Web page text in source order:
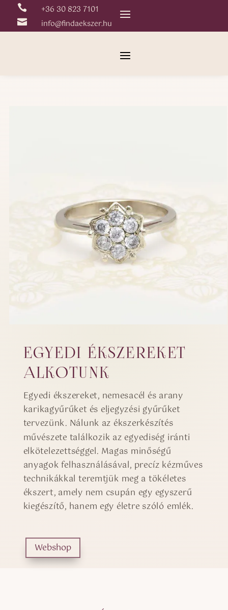
 +36 30 823 7101
 info@findaekszer.hu
EGYEDI ÉKSZEREKET
ALKOTUNK
Egyedi ékszereket, nemesacél és arany
karikagyűrűket és eljegyzési gyűrűket
tervezünk. Nálunk az ékszerkészítés
művészete találkozik az egyediség iránti
elkötelezettséggel. Magas minőségű
anyagok felhasználásával, precíz kézműves
technikákkal teremtjük meg a tökéletes
ékszert, amely nem csupán egy egyszerű
kiegészítő, hanem egy életre szóló emlék.
Webshop